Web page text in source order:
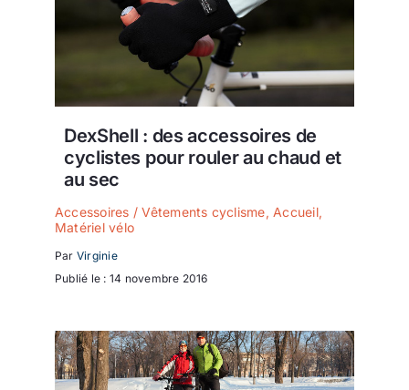
DexShell : des accessoires de
cyclistes pour rouler au chaud et
au sec
Accessoires / Vêtements cyclisme, Accueil,
Matériel vélo
Par Virginie
Publié le : 14 novembre 2016